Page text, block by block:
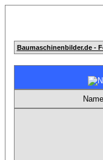
Baumaschinenbilder.de -
Name